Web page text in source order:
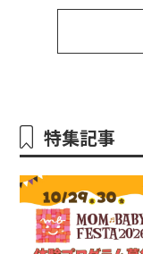
特集記事